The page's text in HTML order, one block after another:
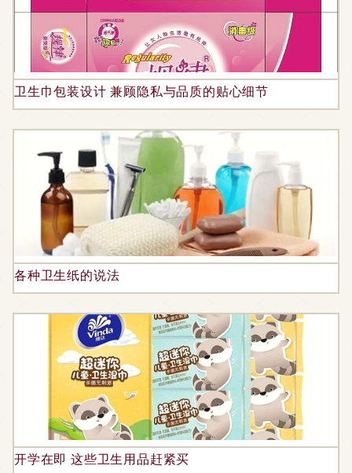
卫生巾包装设计 兼顾隐私与品质的贴心细节
各种卫生纸的说法
开学在即 这些卫生用品赶紧买